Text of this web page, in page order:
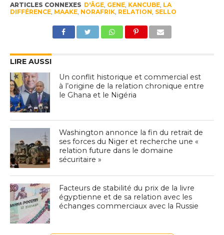
ARTICLES CONNEXES D'ÂGE, GENE, KANCUBE, LA
DIFFÉRENCE, MAAKE, NORAFRIK, RELATION SELLO
LIRE AUSSI
Un conflit historique et commercial est
à l’origine de la relation chronique entre
le Ghana et le Nigéria
Washington annonce la fin du retrait de
ses forces du Niger et recherche une «
relation future dans le domaine
sécuritaire »
Facteurs de stabilité du prix de la livre
égyptienne et de sa relation avec les
échanges commerciaux avec la Russie